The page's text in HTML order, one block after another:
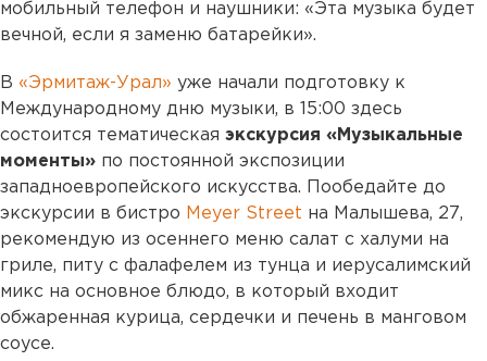
мобильный телефон и наушники: «Эта музыка будет
вечной, если я заменю батарейки».
В «Эрмитаж-Урал» уже начали подготовку к
Международному дню музыки, в 15:00 здесь
состоится тематическая экскурсия «Музыкальные
моменты» по постоянной экспозиции
западноевропейского искусства. Пообедайте до
экскурсии в бистро Meyer Street на Малышева, 27,
рекомендую из осеннего меню салат с халуми на
гриле, питу с фалафелем из тунца и иерусалимский
микс на основное блюдо, в который входит
обжаренная курица, сердечки и печень в манговом
соусе.